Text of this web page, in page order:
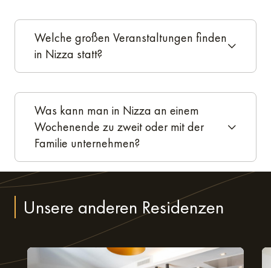
Welche großen Veranstaltungen finden
in Nizza statt?
Was kann man in Nizza an einem
Wochenende zu zweit oder mit der
Familie unternehmen?
Unsere anderen Residenzen